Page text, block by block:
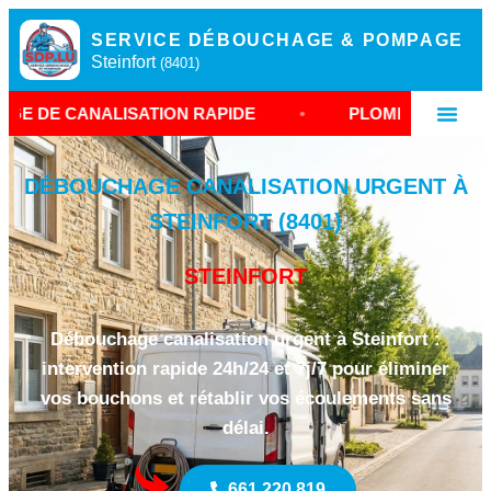
SERVICE DÉBOUCHAGE & POMPAGE
Steinfort (8401)
RAPIDE • PLOMBIER URGENCE
DÉBOUCHAGE CANALISATION URGENT À
STEINFORT (8401)
STEINFORT
Débouchage canalisation urgent à Steinfort :
intervention rapide 24h/24 et 7j/7 pour éliminer
vos bouchons et rétablir vos écoulements sans
délai.